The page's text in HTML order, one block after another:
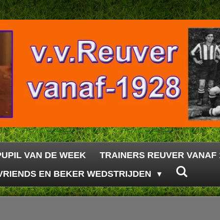
VAN DE WEEK
TRAINERS REUVER
EN BEKER WEDSTRIJDEN